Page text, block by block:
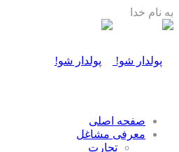
به نام خدا
صفحه اصلی
معرفی مشاغل
تجارت